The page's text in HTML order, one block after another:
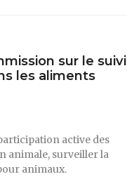
sur le suivi
les aliments
active des
animale, surveiller la
animaux.